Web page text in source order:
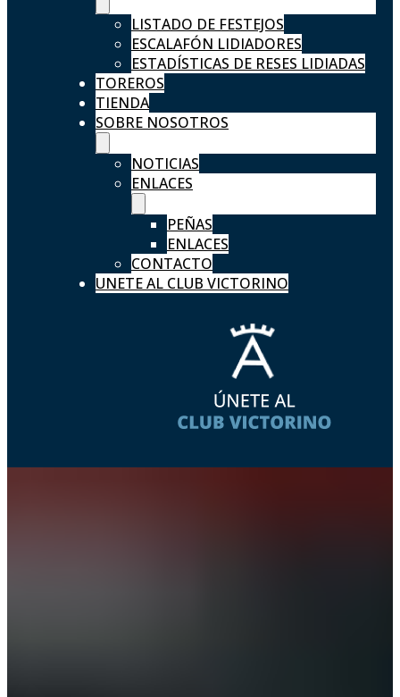
LISTADO DE FESTEJOS
ESCALAFÓN LIDIADORES
ESTADÍSTICAS DE RESES LIDIADAS
TOREROS
TIENDA
SOBRE NOSOTROS
NOTICIAS
ENLACES
PEÑAS
ENLACES
CONTACTO
UNETE AL CLUB VICTORINO